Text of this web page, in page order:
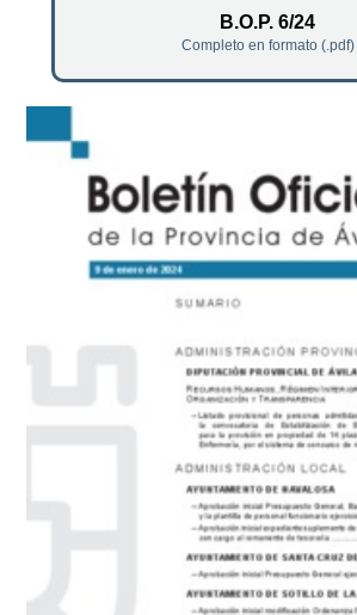
B.O.P. 6/24
Completo en formato (.pdf)